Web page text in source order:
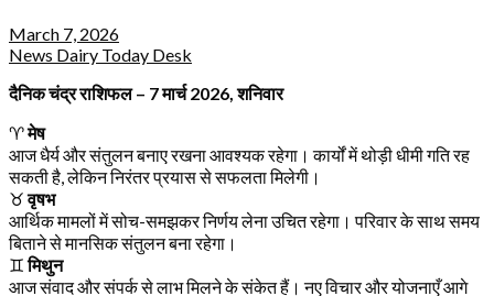
March 7, 2026
News Dairy Today Desk
दैनिक चंद्र राशिफल – 7 मार्च 2026, शनिवार
♈मेष
आज धैर्य और संतुलन बनाए रखना आवश्यक रहेगा। कार्यों में थोड़ी धीमी गति रह
सकती है, लेकिन निरंतर प्रयास से सफलता मिलेगी।
♉वृषभ
आर्थिक मामलों में सोच-समझकर निर्णय लेना उचित रहेगा। परिवार के साथ समय
बिताने से मानसिक संतुलन बना रहेगा।
♊मिथुन
आज संवाद और संपर्क से लाभ मिलने के संकेत हैं। नए विचार और योजनाएँ आगे